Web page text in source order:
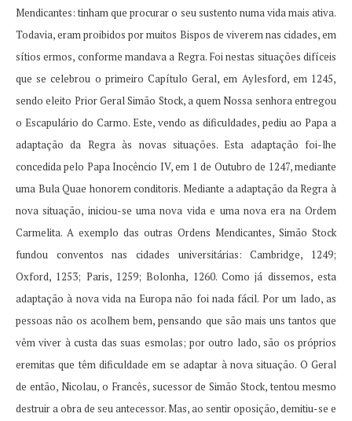
Mendicantes: tinham que procurar o seu sustento numa vida mais ativa.
Todavia, eram proibidos por muitos Bispos de viverem nas cidades, em
sítios ermos, conforme mandava a Regra. Foi nestas situações difíceis
que se celebrou o primeiro Capítulo Geral, em Aylesford, em 1245,
sendo eleito Prior Geral Simão Stock, a quem Nossa senhora entregou
o Escapulário do Carmo. Este, vendo as dificuldades, pediu ao Papa a
adaptação da Regra às novas situações.Esta adaptação foi-lhe
concedida pelo Papa Inocêncio IV, em 1 de Outubro de 1247, mediante
uma Bula Quae honorem conditoris. Mediante a adaptação da Regra à
nova situação, iniciou-se uma nova vida e uma nova era na Ordem
Carmelita. A exemplo das outras Ordens Mendicantes, Simão Stock
fundou conventos nas cidades universitárias: Cambridge, 1249;
Oxford, 1253; Paris, 1259;Bolonha, 1260. Como já dissemos, esta
adaptação à nova vida na Europa não foi nada fácil. Por um lado, as
pessoas não os acolhem bem, pensando que são mais uns tantos que
vêm viver à custa das suas esmolas; por outro lado, são os próprios
eremitas que têm dificuldade em se adaptar à nova situação. O Geral
de então, Nicolau, o Francês, sucessor de Simão Stock, tentou mesmo
destruir a obra de seu antecessor.Mas, ao sentir oposição, demitiu-se e